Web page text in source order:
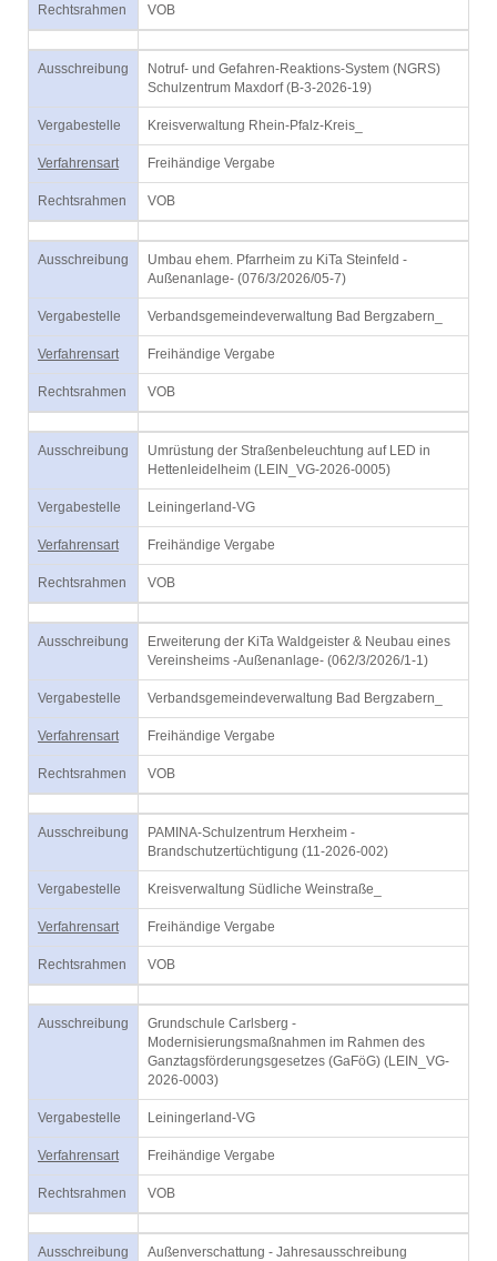
Rechtsrahmen VOB
Ausschreibung
Notruf- und Gefahren-Reaktions-System (NGRS)
Schulzentrum Maxdorf (B-3-2026-19)
Vergabestelle Kreisverwaltung Rhein-Pfalz-Kreis_
Verfahrensart Freihändige Vergabe
Rechtsrahmen VOB
Ausschreibung
Umbau ehem. Pfarrheim zu KiTa Steinfeld -
Außenanlage- (076/3/2026/05-7)
Vergabestelle Verbandsgemeindeverwaltung Bad Bergzabern_
Verfahrensart Freihändige Vergabe
Rechtsrahmen VOB
Ausschreibung
Umrüstung der Straßenbeleuchtung auf LED in
Hettenleidelheim (LEIN_VG-2026-0005)
Vergabestelle Leiningerland-VG
Verfahrensart Freihändige Vergabe
Rechtsrahmen VOB
Ausschreibung
Erweiterung der KiTa Waldgeister & Neubau eines
Vereinsheims -Außenanlage- (062/3/2026/1-1)
Vergabestelle Verbandsgemeindeverwaltung Bad Bergzabern_
Verfahrensart Freihändige Vergabe
Rechtsrahmen VOB
Ausschreibung
PAMINA-Schulzentrum Herxheim -
Brandschutzertüchtigung (11-2026-002)
Vergabestelle Kreisverwaltung Südliche Weinstraße_
Verfahrensart Freihändige Vergabe
Rechtsrahmen VOB
Ausschreibung
Grundschule Carlsberg -
Modernisierungsmaßnahmen im Rahmen des
Ganztagsförderungsgesetzes (GaFöG) (LEIN_VG-
2026-0003)
Vergabestelle Leiningerland-VG
Verfahrensart Freihändige Vergabe
Rechtsrahmen VOB
Ausschreibung
Außenverschattung - Jahresausschreibung